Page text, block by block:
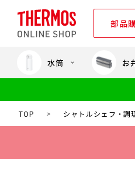
部品
水筒 お
TOP > シャトルシェフ・調